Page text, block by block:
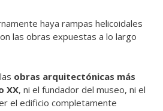
haya rampas helicoidales
las obras expuestas a lo largo
obras arquitectónicas más
XX, ni el fundador del museo, ni el
el edificio completamente